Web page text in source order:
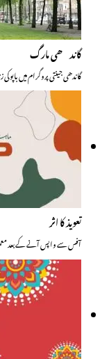
گاندھی مارگ
گاندھی جینتی پروگرام میں
تعویذ کا اثر
آفس سے واپس آنے کے بعد